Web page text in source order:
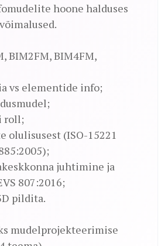
hoone halduses
BIM2FM, BIM4FM,
vs elementide info;
roll;
olulisusest (ISO-15221
juhtimine ja
807:2016;
pildita.
mudelprojekteerimise